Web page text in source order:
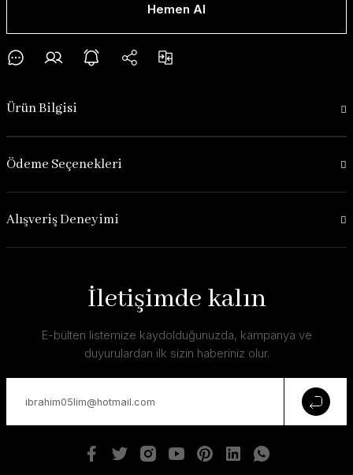
Hemen Al
Ürün Bilgisi
Ödeme Seçenekleri
Alışveriş Deneyimi
İletişimde kalın
E-bülten listemize kaydolduğunuzda, kampanya ve
duyurulardan ilk sizin haberiniz olur.